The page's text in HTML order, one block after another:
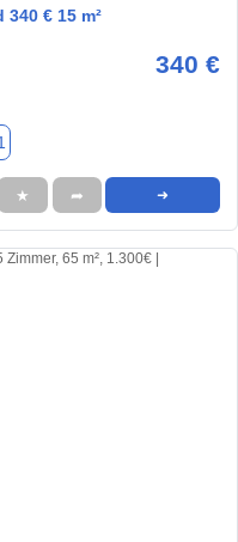
€ 15 m²
340 €
★ ➦ ➜